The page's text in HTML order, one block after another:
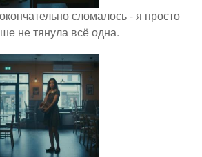
сломалось - я просто
не тянула всё одна.